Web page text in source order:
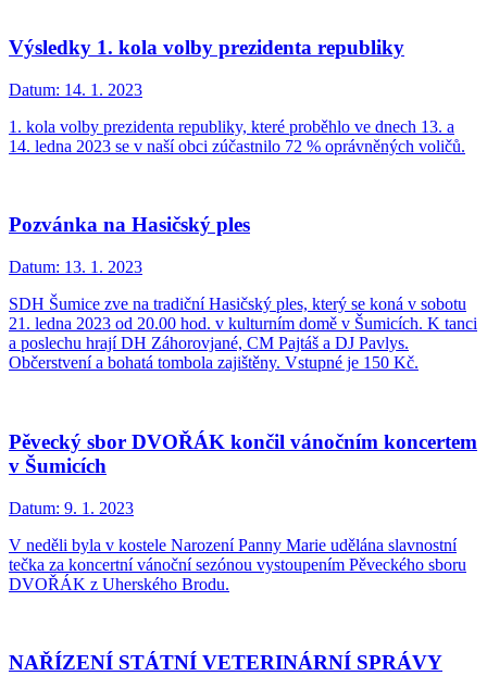
Výsledky 1. kola volby prezidenta republiky
Datum: 14. 1. 2023
1. kola volby prezidenta republiky, které proběhlo ve dnech 13. a
14. ledna 2023 se v naší obci zúčastnilo 72 % oprávněných voličů.
Pozvánka na Hasičský ples
Datum: 13. 1. 2023
SDH Šumice zve na tradiční Hasičský ples, který se koná v sobotu
21. ledna 2023 od 20.00 hod. v kulturním domě v Šumicích. K tanci
a poslechu hrají DH Záhorovjané, CM Pajtáš a DJ Pavlys.
Občerstvení a bohatá tombola zajištěny. Vstupné je 150 Kč.
Pěvecký sbor DVOŘÁK končil vánočním koncertem
v Šumicích
Datum: 9. 1. 2023
V neděli byla v kostele Narození Panny Marie udělána slavnostní
tečka za koncertní vánoční sezónou vystoupením Pěveckého sboru
DVOŘÁK z Uherského Brodu.
NAŘÍZENÍ STÁTNÍ VETERINÁRNÍ SPRÁVY